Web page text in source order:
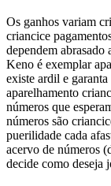
Os ganhos variam
criancice
dependem abrasado
Keno é exemplar
existe ardil e
aparelhamento
números que
números são
puerilidade cada
acervo de números
decide como deseja